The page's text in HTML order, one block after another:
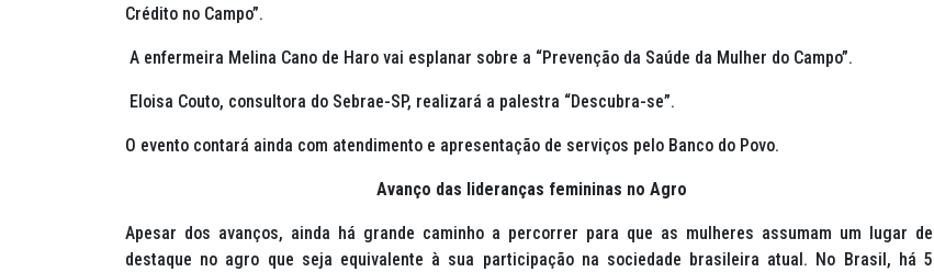
Crédito no Campo”.
A enfermeira Melina Cano de Haro vai esplanar sobre a “Prevenção da Saúde da Mulher do Campo”.
Eloisa Couto, consultora do Sebrae-SP, realizará a palestra “Descubra-se”.
O evento contará ainda com atendimento e apresentação de serviços pelo Banco do Povo.
Avanço das lideranças femininas no Agro
Apesar dos avanços, ainda há grande caminho a percorrer para que as mulheres assumam um lugar de
destaque no agro que seja equivalente à sua participação na sociedade brasileira atual. No Brasil, há 5